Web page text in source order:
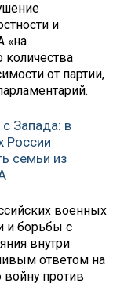
и
«на
количества
от партии,
Запада: в
России
семьи из
военных
и борьбы с
внутри
ответом на
против